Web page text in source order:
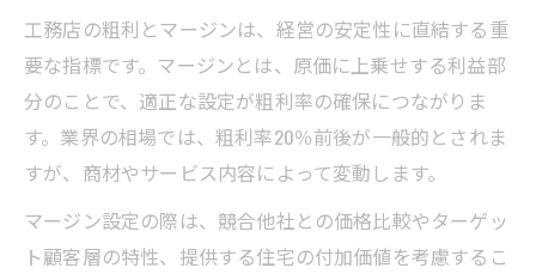
工務店の粗利とマージンは、経営の安定性に直結する重
要な指標です。マージンとは、原価に上乗せする利益部
分のことで、適正な設定が粗利率の確保につながりま
す。業界の相場では、粗利率20％前後が一般的とされま
すが、商材やサービス内容によって変動します。
マージン設定の際は、競合他社との価格比較やターゲッ
ト顧客層の特性、提供する住宅の付加価値を考慮するこ